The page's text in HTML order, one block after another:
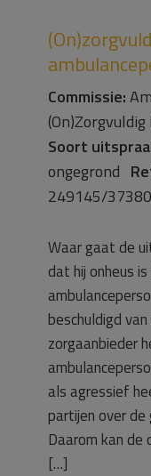
Commissie:
Soort
ongegrond
249145/
Waar gaat de
dat hij onheus
beschuldigd
zorgaanbieder
als agressief
partijen over de
Daarom kan
[…]